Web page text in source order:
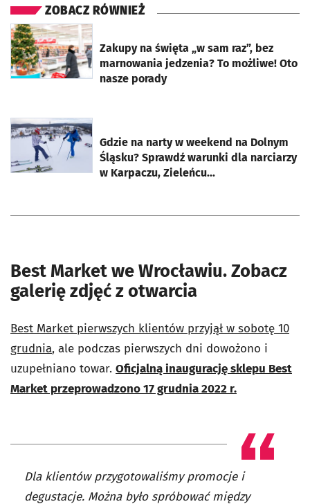
ZOBACZ RÓWNIEŻ
Zakupy na święta „w sam raz”, bez
marnowania jedzenia? To możliwe! Oto
nasze porady
otworzy się w nowej karcie
Gdzie na narty w weekend na Dolnym
Śląsku? Sprawdź warunki dla narciarzy
w Karpaczu, Zieleńcu...
otworzy się w nowej karcie
Best Market we Wrocławiu. Zobacz
galerię zdjęć z otwarcia
Best Market pierwszych klientów przyjął w sobotę 10
grudnia, ale podczas pierwszych dni dowożono i
uzupełniano towar. Oficjalną inaugurację sklepu Best
Market przeprowadzono 17 grudnia 2022 r.
Dla klientów przygotowaliśmy promocje i
degustacje. Można było spróbować między